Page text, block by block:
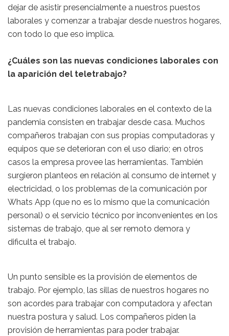
dejar de asistir presencialmente a nuestros puestos
laborales y comenzar a trabajar desde nuestros hogares,
con todo lo que eso implica.
¿Cuáles son las nuevas condiciones laborales con
la aparición del teletrabajo?
Las nuevas condiciones laborales en el contexto de la
pandemia consisten en trabajar desde casa. Muchos
compañeros trabajan con sus propias computadoras y
equipos que se deterioran con el uso diario; en otros
casos la empresa provee las herramientas. También
surgieron planteos en relación al consumo de internet y
electricidad, o los problemas de la comunicación por
Whats App (que no es lo mismo que la comunicación
personal) o el servicio técnico por inconvenientes en los
sistemas de trabajo, que al ser remoto demora y
dificulta el trabajo.
Un punto sensible es la provisión de elementos de
trabajo. Por ejemplo, las sillas de nuestros hogares no
son acordes para trabajar con computadora y afectan
nuestra postura y salud. Los compañeros piden la
provisión de herramientas para poder trabajar.